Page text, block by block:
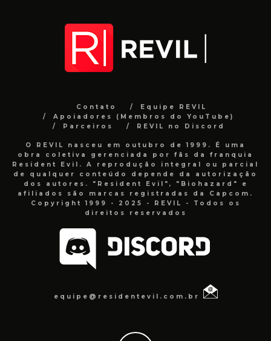
Contato
Equipe REVIL
Apoiadores (Membros do YouTube)
Parceiros
REVIL no Discord
O REVIL nasceu em outubro de 1999. É uma
obra coletiva gerenciada por fãs da franquia
Resident Evil. A reprodução integral ou parcial
de qualquer conteúdo depende da autorização
dos autores. "Resident Evil", "Biohazard" e
afiliados são marcas registradas da Capcom.
Copyright 1999 - 2025 - REVIL - Todos os
direitos reservados
equipe@residentevil.com.br